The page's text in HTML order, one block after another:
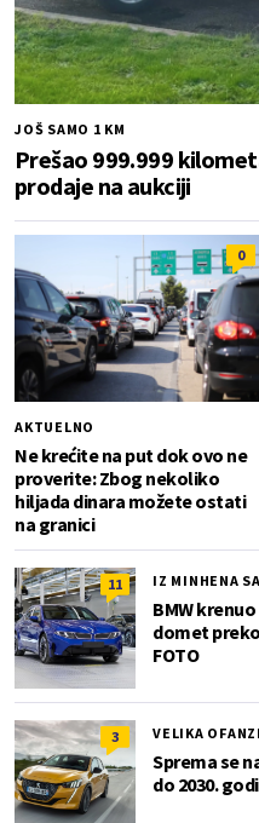
JOŠ SAMO 1 KM
Prešao 999.999
prodaje na aukciji
0
AKTUELNO
Ne krećite na put dok ovo ne
proverite: Zbog nekoliko
hiljada dinara možete ostati
na granici
11 IZ MINHENA
BMW
domet
FOTO
3 VELIKA
Sprema se
do 2030.